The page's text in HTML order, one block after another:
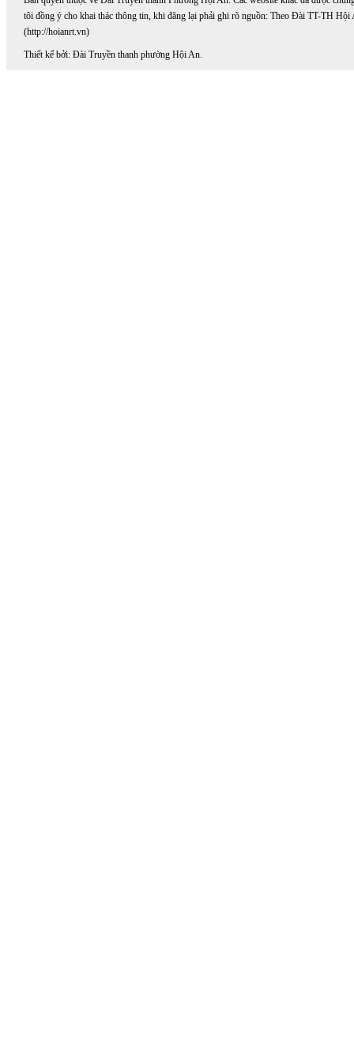
tôi đồng ý cho khai thác thông tin, khi đăng lại phải ghi rõ nguồn: Theo Đài TT-TH Hội
(http://hoianrt.vn)
Thiết kế bởi: Đài Truyền thanh phường Hội An.